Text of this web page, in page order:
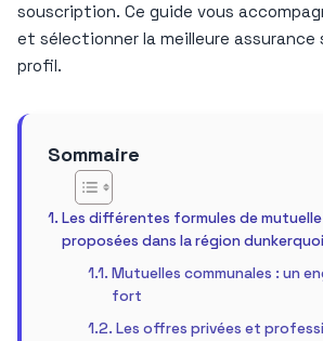
souscription. Ce guide vous
et sélectionner la meilleure
profil.
Sommaire
Les différentes formules de
proposées dans la région
Mutuelles communales : un
fort
Les offres privées et